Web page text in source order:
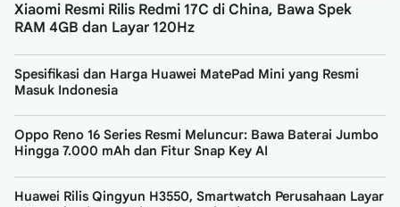
Xiaomi Resmi Rilis Redmi 17C di China, Bawa Spek
RAM 4GB dan Layar 120Hz
Spesifikasi dan Harga Huawei MatePad Mini yang Resmi
Masuk Indonesia
Oppo Reno 16 Series Resmi Meluncur: Bawa Baterai Jumbo
Hingga 7.000 mAh dan Fitur Snap Key AI
Huawei Rilis Qingyun H3550, Smartwatch Perusahaan Layar